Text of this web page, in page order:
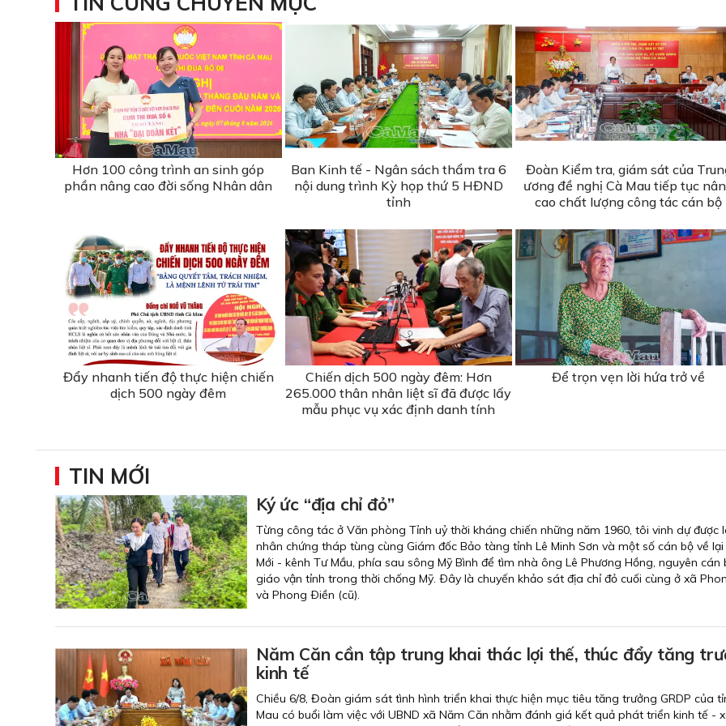
Hơn 100 công trình an sinh góp
phần nâng cao đời sống Nhân dân
Ban Kinh tế - Ngân sách thẩm tra 6
nội dung trình Kỳ họp thứ 5 HĐND
tỉnh
Đoàn Kiểm tra, giám sát của
ương đề nghị Cà Mau tiếp tục
cao chất lượng công tác cán bộ
Đẩy nhanh tiến độ thực hiện chiến
dịch 500 ngày đêm
Chiến dịch 500 ngày đêm: Hơn
265.000 thân nhân liệt sĩ đã được lấy
mẫu phục vụ xác định danh tính
Ðể trọn vẹn lời hứa trở về
TIN MỚI
Ký ức “địa chỉ đỏ”
Từng công tác ở Văn phòng Tỉnh uỷ thời kháng chiến những năm 1960, tôi vinh dự được
nhân chứng tháp tùng cùng Giám đốc Bảo tàng tỉnh Lê Minh Sơn và một số cán bộ về lại
Mới - kênh Tư Mầu, phía sau sông Mỹ Bình để tìm nhà ông Lê Phương Hồng, nguyên cán
giáo vận tỉnh trong thời chống Mỹ. Ðây là chuyến khảo sát địa chỉ đỏ cuối cùng ở xã
và Phong Ðiền (cũ).
Năm Căn cần tập trung khai thác lợi thế, thúc đẩy tăng
kinh tế
Chiều 6/8, Đoàn giám sát tình hình triển khai thực hiện mục tiêu tăng trưởng GRDP của
Mau có buổi làm việc với UBND xã Năm Căn nhằm đánh giá kết quả phát triển kinh tế -